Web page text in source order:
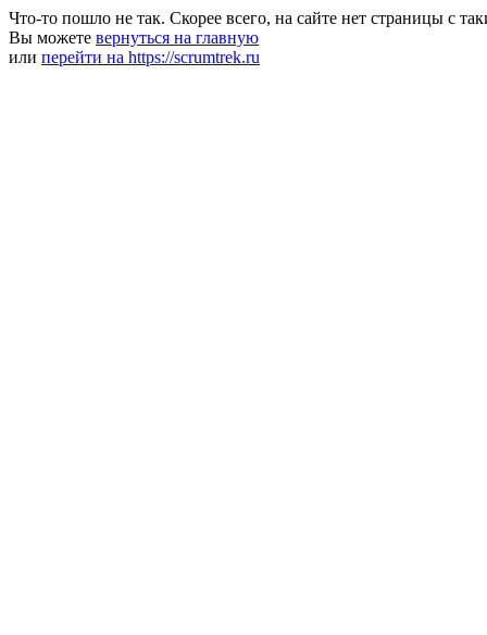
Что-то пошло не так. Скорее всего, на сайте нет страницы с
Вы можете вернуться на главную
или перейти на https://scrumtrek.ru